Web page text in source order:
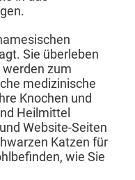
Sie überleben
zum
medizinische
Knochen und
Heilmittel
Website-Seiten
Katzen für
wie Sie